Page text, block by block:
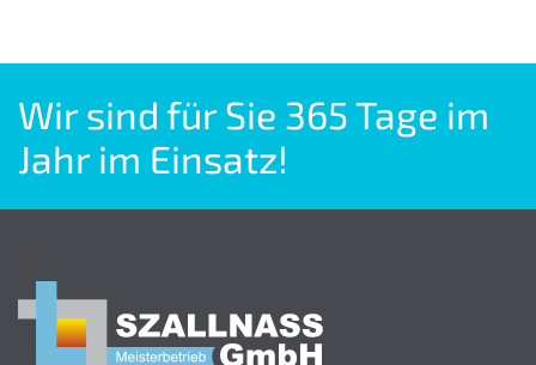
Wir sind für Sie 365 Tage im
Jahr im Einsatz!